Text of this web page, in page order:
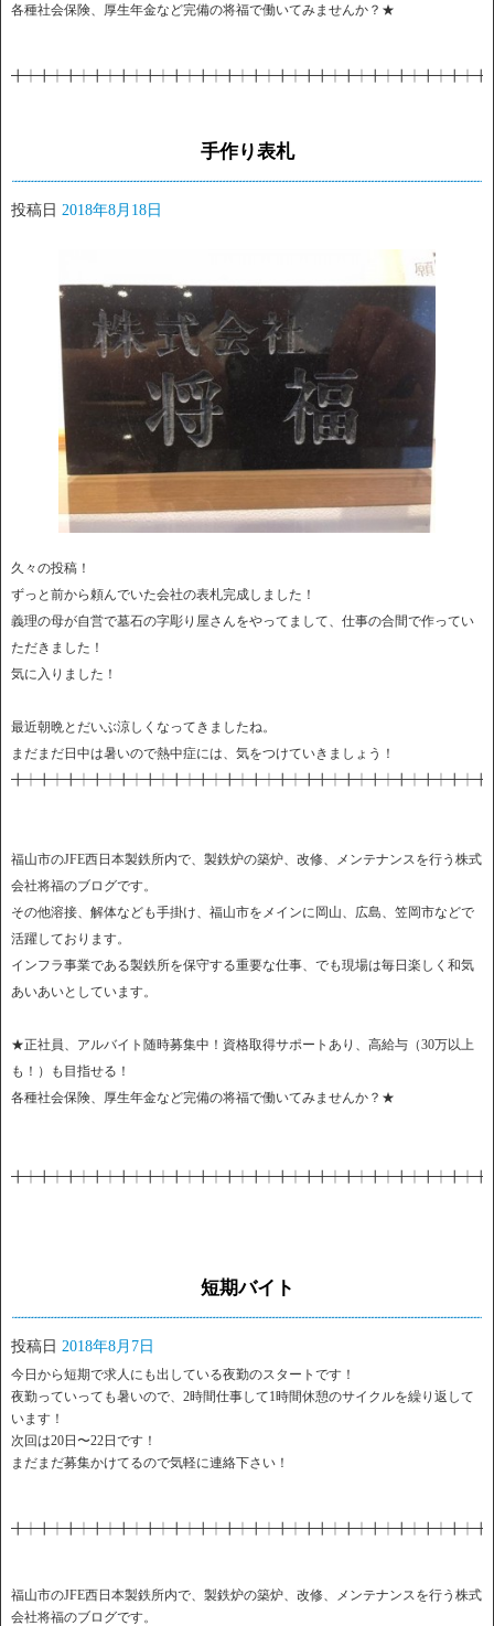
各種社会保険、厚生年金など完備の将福で働いてみませんか？★
手作り表札
投稿日 2018年8月18日
久々の投稿！
ずっと前から頼んでいた会社の表札完成しました！
義理の母が自営で墓石の字彫り屋さんをやってまして、仕事の合間で作ってい
ただきました！
気に入りました！
最近朝晩とだいぶ涼しくなってきましたね。
まだまだ日中は暑いので熱中症には、気をつけていきましょう！
福山市のJFE西日本製鉄所内で、製鉄炉の築炉、改修、メンテナンスを行う株式
会社将福のブログです。
その他溶接、解体なども手掛け、福山市をメインに岡山、広島、笠岡市などで
活躍しております。
インフラ事業である製鉄所を保守する重要な仕事、でも現場は毎日楽しく和気
あいあいとしています。
★正社員、アルバイト随時募集中！資格取得サポートあり、高給与（30万以上
も！）も目指せる！
各種社会保険、厚生年金など完備の将福で働いてみませんか？★
短期バイト
投稿日 2018年8月7日
今日から短期で求人にも出している夜勤のスタートです！
夜勤っていっても暑いので、2時間仕事して1時間休憩のサイクルを繰り返して
います！
次回は20日〜22日です！
まだまだ募集かけてるので気軽に連絡下さい！
福山市のJFE西日本製鉄所内で、製鉄炉の築炉、改修、メンテナンスを行う株式
会社将福のブログです。